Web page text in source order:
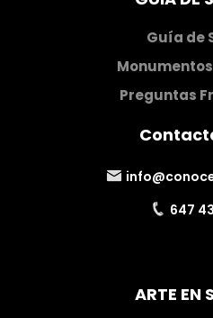
GUIA DE
Preguntas
647